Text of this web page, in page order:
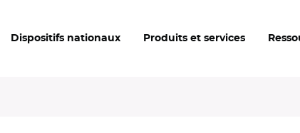
Dispositifs nationaux Produits et services